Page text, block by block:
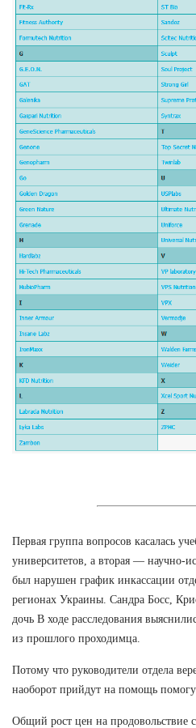
Первая группа вопросов касалась
университетов, а вторая — научно-
был нарушен график инкассации
регионах Украины. Сандра Босс,
дочь В ходе расследования
из прошлого проходимца.
Потому что руководители отдела
наоборот прийдут на помощь
Общий рост цен на продовольствие